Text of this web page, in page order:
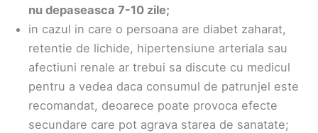
nu depaseasca 7-10 zile;
in cazul in care o persoana are diabet zaharat,
retentie de lichide, hipertensiune arteriala sau
afectiuni renale ar trebui sa discute cu medicul
pentru a vedea daca consumul de patrunjel este
recomandat, deoarece poate provoca efecte
secundare care pot agrava starea de sanatate;